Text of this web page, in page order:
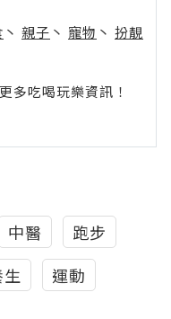
丶 親子 丶 寵物 丶 扮靚
吃喝玩樂資訊！
中醫
跑步
運動